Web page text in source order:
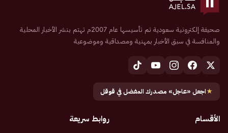
صحيفة إلكترونية سعودية تم تأسيسها عام 2007م تهتم بنشر الأخبار المحلية
والمنافسة في سبق الأخبار بمهنية ومصداقية وموضوعية
★اجعل «عاجل» مصدرك المفضل في قوقل
الأقسام روابط سريعة